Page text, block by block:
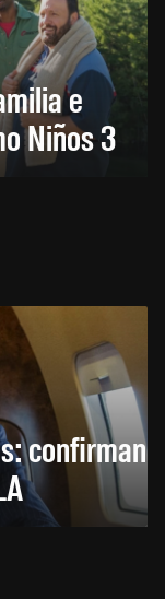
e
Niños 3
confirman